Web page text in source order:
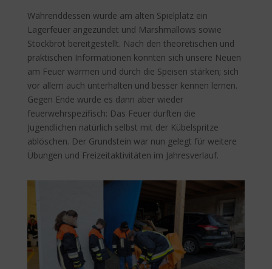
Währenddessen wurde am alten Spielplatz ein
Lagerfeuer angezündet und Marshmallows sowie
Stockbrot bereitgestellt. Nach den theoretischen und
praktischen Informationen konnten sich unsere Neuen
am Feuer wärmen und durch die Speisen stärken; sich
vor allem auch unterhalten und besser kennen lernen.
Gegen Ende wurde es dann aber wieder
feuerwehrspezifisch: Das Feuer durften die
Jugendlichen natürlich selbst mit der Kübelspritze
ablöschen. Der Grundstein war nun gelegt für weitere
Übungen und Freizeitaktivitäten im Jahresverlauf.